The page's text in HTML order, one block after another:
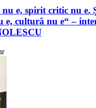
nu e, spirit critic nu e.
e, cultură nu e“ –